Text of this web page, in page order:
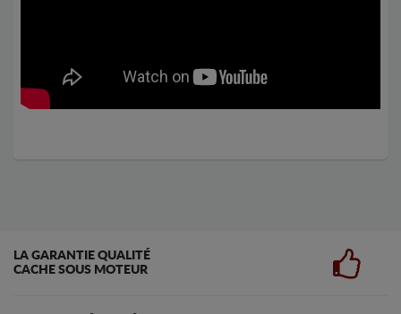
LA GARANTIE QUALITÉ
CACHE SOUS MOTEUR